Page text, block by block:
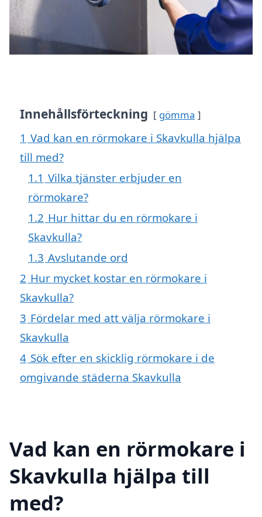
Innehållsförteckning gömma
1 Vad kan en rörmokare i Skavkulla hjälpa
till med?
1.1 Vilka tjänster erbjuder en
rörmokare?
1.2 Hur hittar du en rörmokare i
Skavkulla?
1.3 Avslutande ord
2 Hur mycket kostar en rörmokare i
Skavkulla?
3 Fördelar med att välja rörmokare i
Skavkulla
4 Sök efter en skicklig rörmokare i de
omgivande städerna Skavkulla
Vad kan en rörmokare i
Skavkulla hjälpa till
med?